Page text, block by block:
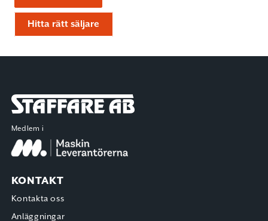
Hitta rätt säljare
Staffare AB
Medlem i
KONTAKT
Kontakta oss
Anläggningar